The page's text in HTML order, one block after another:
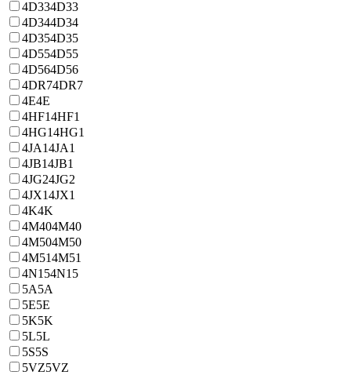
4D334D33
4D344D34
4D354D35
4D554D55
4D564D56
4DR74DR7
4E4E
4HF14HF1
4HG14HG1
4JA14JA1
4JB14JB1
4JG24JG2
4JX14JX1
4K4K
4M404M40
4M504M50
4M514M51
4N154N15
5A5A
5E5E
5K5K
5L5L
5S5S
5VZ5VZ